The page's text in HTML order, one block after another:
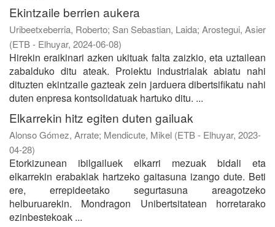
Ekintzaile berrien aukera
Uribeetxeberria, Roberto; San Sebastian, Laida; Arostegui, Asier
(ETB - Elhuyar, 2024-06-08)
Hirekin eraikinari azken ukituak falta zaizkio, eta uztailean
zabalduko ditu ateak. Proiektu industrialak abiatu nahi
dituzten ekintzaile gazteak zein jarduera dibertsifikatu nahi
duten enpresa kontsolidatuak hartuko ditu. ...
Elkarrekin hitz egiten duten gailuak
Alonso Gómez, Arrate; Mendicute, Mikel (ETB - Elhuyar, 2023-
04-28)
Etorkizunean ibilgailuek elkarri mezuak bidali eta
elkarrekin erabakiak hartzeko gaitasuna izango dute. Beti
ere, errepideetako segurtasuna areagotzeko
helburuarekin. Mondragon Unibertsitatean horretarako
ezinbestekoak ...